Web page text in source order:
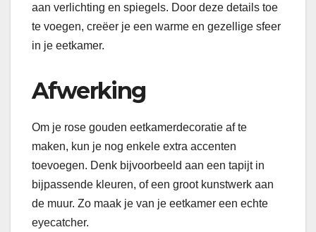
aan verlichting en spiegels. Door deze details toe
te voegen, creëer je een warme en gezellige sfeer
in je eetkamer.
Afwerking
Om je rose gouden eetkamerdecoratie af te
maken, kun je nog enkele extra accenten
toevoegen. Denk bijvoorbeeld aan een tapijt in
bijpassende kleuren, of een groot kunstwerk aan
de muur. Zo maak je van je eetkamer een echte
eyecatcher.